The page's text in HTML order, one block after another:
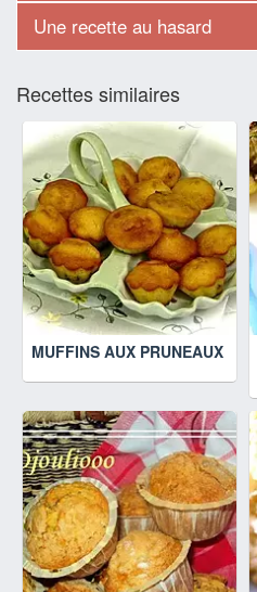
Une recette au hasard
Recettes similaires
MUFFINS AUX PRUNEAUX